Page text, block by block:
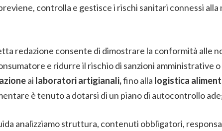
controlla e gestisce i rischi sanitari connessi alla
redazione consente di dimostrare la conformità alle
e ridurre il rischio di sanzioni amministrative
ai laboratori artigianali,fino alla logistica
è tenuto a dotarsi di un piano di autocontrollo
analizziamo struttura, contenuti obbligatori,